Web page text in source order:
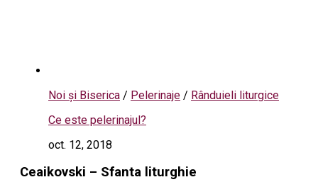
Noi și Biserica / Pelerinaje / Rânduieli liturgice
Ce este pelerinajul?
oct. 12, 2018
Ceaikovski – Sfanta liturghie